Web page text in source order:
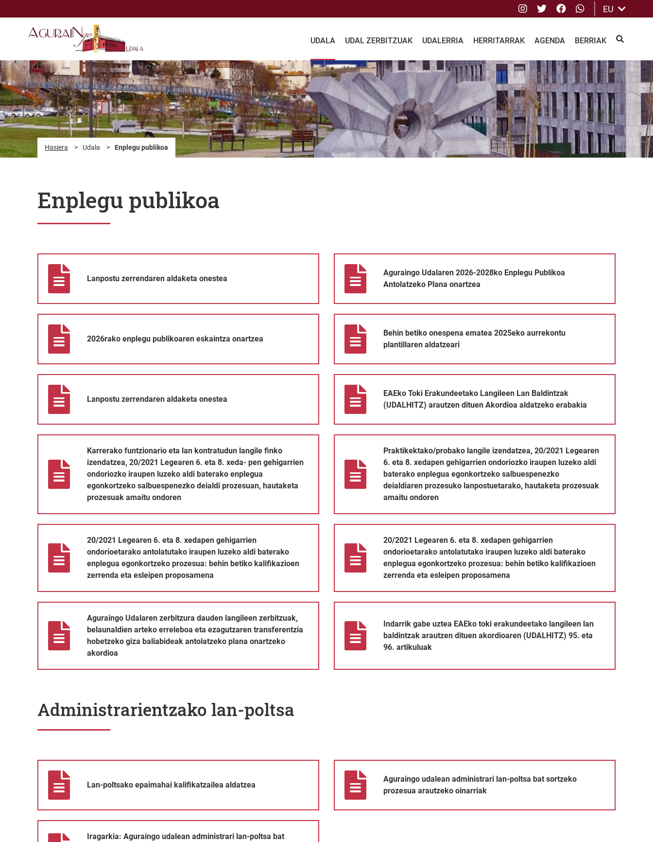
Instagram
TwitterFacebook
whatsApp
EU
UDALA UDAL ZERBITZUAK UDALERRIA HERRITARRAK AGENDA BERRIAK BILATU
Hasiera > Udala > Enplegu publikoa
Enplegu publikoa
Lanpostu zerrendaren aldaketa onestea
Aguraingo Udalaren 2026-2028ko Enplegu Publikoa
Antolatzeko Plana onartzea
2026rako enplegu publikoaren eskaintza onartzea
Behin betiko onespena ematea 2025eko aurrekontu
plantillaren aldatzeari
Lanpostu zerrendaren aldaketa onestea
EAEko Toki Erakundeetako Langileen Lan Baldintzak
(UDALHITZ) arautzen dituen Akordioa aldatzeko erabakia
Karrerako funtzionario eta lan kontratudun langile finko
izendatzea, 20/2021 Legearen 6. eta 8. xeda- pen gehigarrien
ondoriozko iraupen luzeko aldi baterako enplegua
egonkortzeko salbuespenezko deialdi prozesuan, hautaketa
prozesuak amaitu ondoren
Praktikektako/probako langile izendatzea, 20/2021 Legearen
6. eta 8. xedapen gehigarrien ondoriozko iraupen luzeko aldi
baterako enplegua egonkortzeko salbuespenezko
deialdiaren prozesuko lanpostuetarako, hautaketa prozesuak
amaitu ondoren
20/2021 Legearen 6. eta 8. xedapen gehigarrien
ondorioetarako antolatutako iraupen luzeko aldi baterako
enplegua egonkortzeko prozesua: behin betiko kalifikazioen
zerrenda eta esleipen proposamena
20/2021 Legearen 6. eta 8. xedapen gehigarrien
ondorioetarako antolatutako iraupen luzeko aldi baterako
enplegua egonkortzeko prozesua: behin betiko kalifikazioen
zerrenda eta esleipen proposamena
Aguraingo Udalaren zerbitzura dauden langileen zerbitzuak,
belaunaldien arteko erreleboa eta ezagutzaren transferentzia
hobetzeko giza baliabideak antolatzeko plana onartzeko
akordioa
Indarrik gabe uztea EAEko toki erakundeetako langileen lan
baldintzak arautzen dituen akordioaren (UDALHITZ) 95. eta
96. artikuluak
Administrarientzako lan-poltsa
Lan-poltsako epaimahai kalifikatzailea aldatzea
Aguraingo udalean administrari lan-poltsa bat sortzeko
prozesua arautzeko oinarriak
Iragarkia: Aguraingo udalean administrari lan-poltsa bat